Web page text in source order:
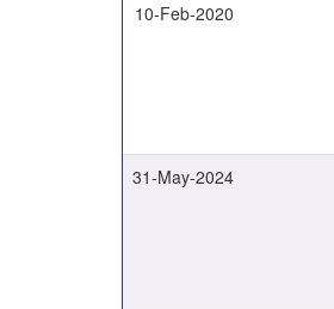
10-Feb-2020
31-May-2024